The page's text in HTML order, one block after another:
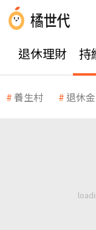
退休理財 持
養生村 退休金